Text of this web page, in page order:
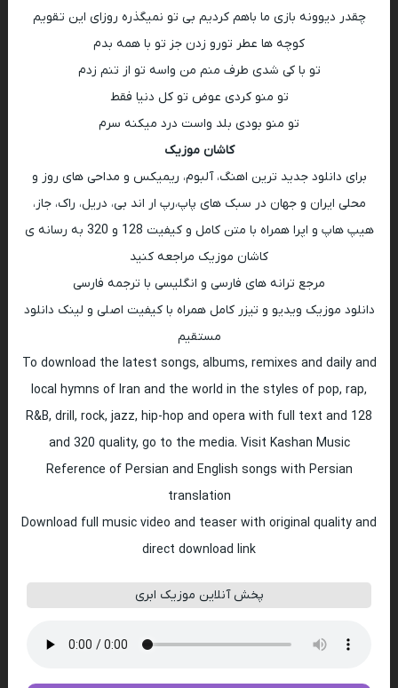
چقدر دیوونه بازی ما باهم کردیم بی تو نمیگذره روزای این تقویم
کوچه ها عطر تورو زدن جز تو با همه بدم
تو با کی شدی طرف منم من واسه تو از تنم زدم
تو منو کردی عوض تو کل دنیا فقط
تو منو بودی بلد واست درد میکنه سرم
کاشان موزیک
برای دانلود جدید ترین اهنگ، آلبوم، ریمیکس و مداحی های روز و
محلی ایران و جهان در سبک های پاپ،رپ ار اند بی، دریل، راک، جاز،
هیپ هاپ و اپرا همراه با متن کامل و کیفیت 128 و 320 به رسانه ی
کاشان موزیک مراجعه کنید
مرجع ترانه های فارسی و انگلیسی با ترجمه فارسی
دانلود موزیک ویدیو و تیزر کامل همراه با کیفیت اصلی و لینک دانلود
مستقیم
To download the latest songs, albums, remixes and daily and
local hymns of Iran and the world in the styles of pop, rap,
R&B, drill, rock, jazz, hip-hop and opera with full text and 128
and 320 quality, go to the media. Visit Kashan Music
Reference of Persian and English songs with Persian
translation
Download full music video and teaser with original quality and
direct download link
پخش آنلاین موزیک ابری